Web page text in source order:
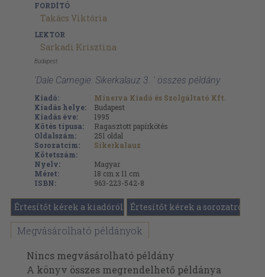
FORDÍTÓ
Takács Viktória
LEKTOR
Sarkadi Krisztina
Budapest
'Dale Carnegie: Sikerkalauz 3. ' összes példány
Kiadó:
Minerva Kiadó és Szolgáltató Kft.
Kiadás helye:
Budapest
Kiadás éve:
1995
Kötés típusa:
Ragasztott papírkötés
Oldalszám:
251 oldal
Sorozatcím:
Sikerkalauz
Kötetszám:
Nyelv:
Magyar
Méret:
18 cm x 11 cm
ISBN:
963-223-542-8
Értesítőt kérek a kiadóról Értesítőt kérek a sorozatról
Megvásárolható példányok
Nincs megvásárolható példány
A könyv összes megrendelhető példánya